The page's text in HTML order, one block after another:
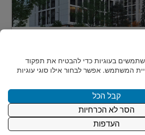
נדל"ן מעבר לים, מדינה אחת
בראש הרשימה של משקיעים
...
קרא עוד
בעוגיות כדי להבטיח את תפקוד
המשתמש. אפשר לבחור אילו סוגי עוגיות
קבל הכל
הסר לא הכרחיות
העדפות